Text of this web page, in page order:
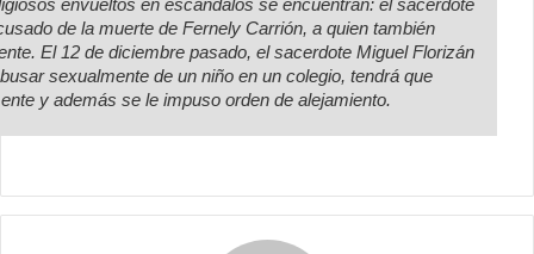
de la muerte de Fernely Carrión, a quien también
El 12 de diciembre pasado, el sacerdote Miguel Florizán
sexualmente de un niño en un colegio, tendrá que
y además se le impuso orden de alejamiento.